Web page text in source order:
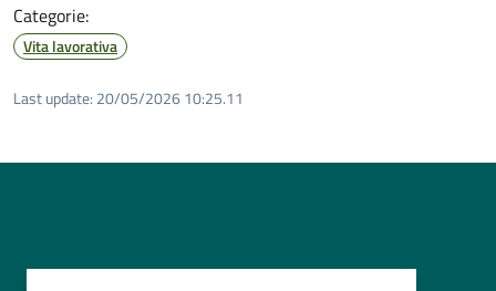
Categorie:
Vita lavorativa
Last update: 20/05/2026 10:25.11